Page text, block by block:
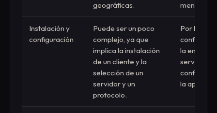
geográficas.
menos
Instalación y
configuración
Puede ser un poco
complejo, ya que
implica la instalación
de un cliente y la
selección de un
servidor y un
protocolo.
Por lo
la entrada
servidor y
la